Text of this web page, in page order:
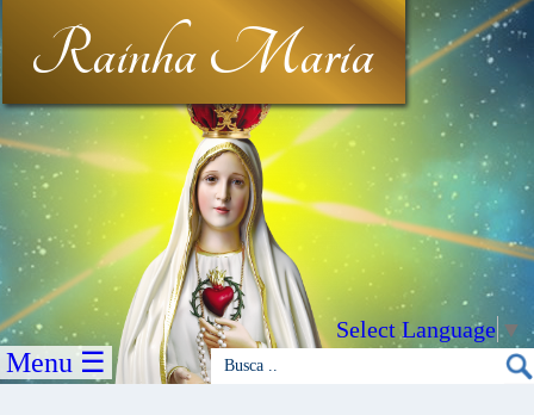
Rainha Maria
Select Language ▼
Menu ☰